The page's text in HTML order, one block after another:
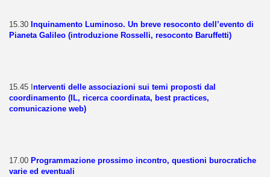
15.30 Inquinamento Luminoso. Un breve resoconto dell’evento di
Pianeta Galileo (introduzione Rosselli, resoconto Baruffetti)
15.45 I nterventi delle associazioni sui temi proposti dal
coordinamento (IL, ricerca coordinata, best practices,
comunicazione web)
17.00 Programmazione prossimo incontro, questioni burocratiche
varie ed eventuali